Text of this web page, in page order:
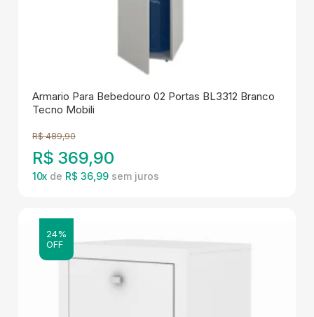
Armario Para Bebedouro 02 Portas BL3312 Branco
Tecno Mobili
R$ 489,90
R$ 369,90
10x de R$ 36,99
24%
OFF